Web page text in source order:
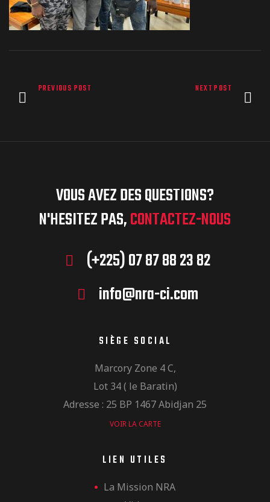
PREVIOUS POST NEXT POST
VOUS AVEZ DES QUESTIONS?
N'HESITEZ PAS,CONTACTEZ-NOUS
(+225) 07 87 88 23 82
info@nra-ci.com
SIÈGE SOCIAL
Marcory Zone 4 C,
Lot 34 ( le Baratin)
Adresse : 25 BP 1467 Abidjan 25
VOIR LA CARTE
LIEN UTILES
La Mission NRA